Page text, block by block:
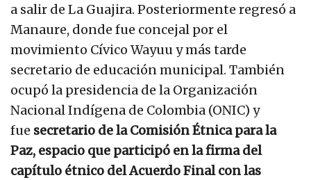
a salir de La Guajira. Posteriormente regresó a
Manaure, donde fue concejal por el
movimiento Cívico Wayuu y más tarde
secretario de educación municipal. También
ocupó la presidencia de la Organización
Nacional Indígena de Colombia (ONIC) y
fue secretario de la Comisión Étnica para la
Paz, espacio que participó en la firma del
capítulo étnico del Acuerdo Final con las